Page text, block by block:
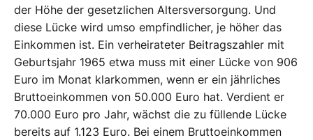
der Höhe der gesetzlichen Altersversorgung. Und
diese Lücke wird umso empfindlicher, je höher das
Einkommen ist. Ein verheirateter Beitragszahler mit
Geburtsjahr 1965 etwa muss mit einer Lücke von 906
Euro im Monat klarkommen, wenn er ein jährliches
Bruttoeinkommen von 50.000 Euro hat. Verdient er
70.000 Euro pro Jahr, wächst die zu füllende Lücke
bereits auf 1.123 Euro. Bei einem Bruttoeinkommen